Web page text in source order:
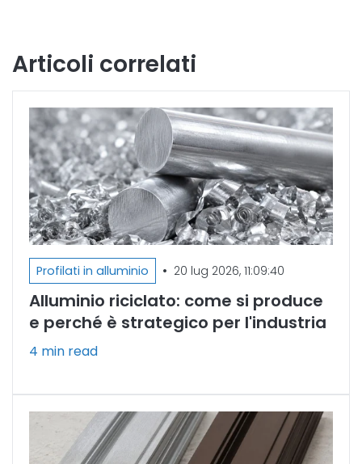
Articoli correlati
Profilati in alluminio • 20 lug 2026, 11:09:40
Alluminio riciclato: come si produce
e perché è strategico per l'industria
4 min read